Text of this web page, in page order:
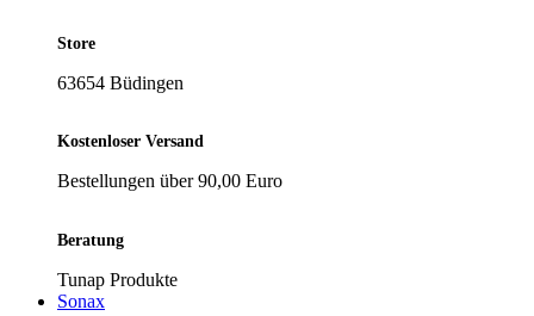
Store
63654 Büdingen
Kostenloser Versand
Bestellungen über 90,00 Euro
Beratung
Tunap Produkte
Sonax